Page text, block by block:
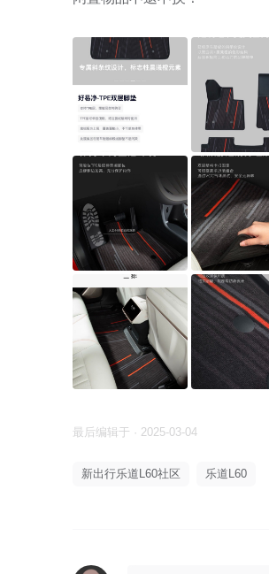
最后编辑于 · 2025-03-04
新出行乐道L60社区 乐道L60